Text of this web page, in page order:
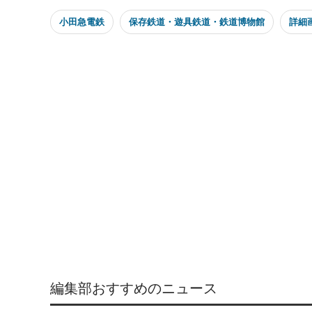
小田急電鉄 保存鉄道・遊具鉄道・鉄道博物館 詳細
編集部おすすめのニュース